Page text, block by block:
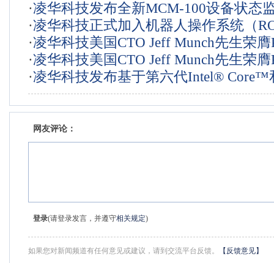
作
·凌华科技发布全新MCM-100设备状态
·凌华科技正式加入机器人操作系统（
开放源码计划
·凌华科技美国CTO Jeff Munch先生荣
会特别贡献奖 以表彰包含其在内的30
贡献
·凌华科技美国CTO Jeff Munch先生荣
会特别贡献奖 以表彰包含其在内的30
贡献
·凌华科技发布基于第六代Intel® Core™
Intel® Xeon®处理器的COM Express®
网友评论：
登录(请登录发言，并遵守相关规定)
如果您对新闻频道有任何意见或建议，请到交流平台反馈。 【反馈意见】